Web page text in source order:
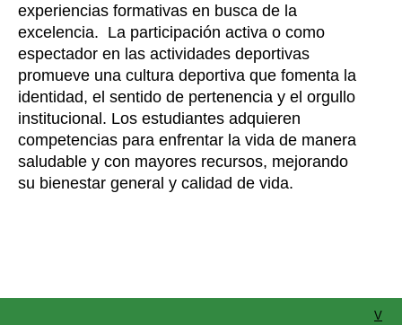
experiencias formativas en busca de la
excelencia. La participación activa o como
espectador en las actividades deportivas
promueve una cultura deportiva que fomenta la
identidad, el sentido de pertenencia y el orgullo
institucional. Los estudiantes adquieren
competencias para enfrentar la vida de manera
saludable y con mayores recursos, mejorando
su bienestar general y calidad de vida.
V